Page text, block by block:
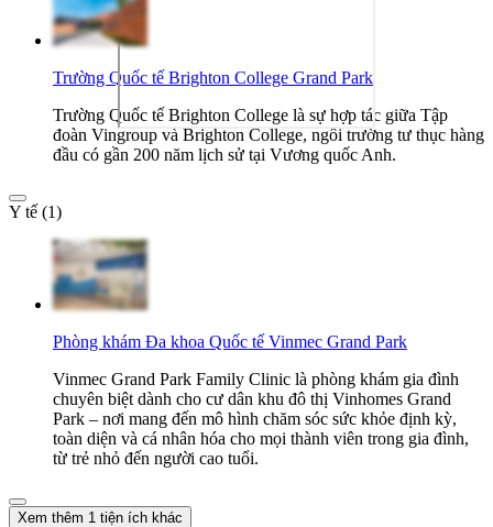
Trường Quốc tế Brighton College Grand Park
Trường Quốc tế Brighton College là sự hợp tác giữa Tập
đoàn Vingroup và Brighton College, ngôi trường tư thục hàng
đầu có gần 200 năm lịch sử tại Vương quốc Anh.
Y tế (1)
Phòng khám Đa khoa Quốc tế Vinmec Grand Park
Vinmec Grand Park Family Clinic là phòng khám gia đình
chuyên biệt dành cho cư dân khu đô thị Vinhomes Grand
Park – nơi mang đến mô hình chăm sóc sức khỏe định kỳ,
toàn diện và cá nhân hóa cho mọi thành viên trong gia đình,
từ trẻ nhỏ đến người cao tuổi.
Xem thêm 1 tiện ích khác